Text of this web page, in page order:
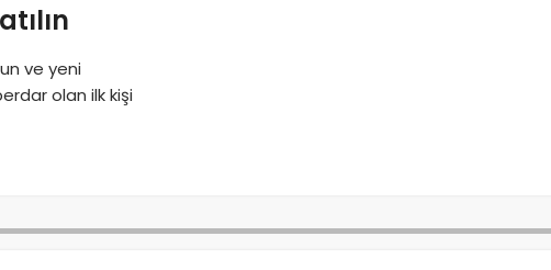
ve yeni
olan ilk kişi